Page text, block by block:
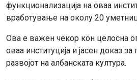
функционализација на оваа
вработување на околу 20
Ова е важен чекор кон целосна
оваа институција и јасен доказ за
развојот на албанската култура.